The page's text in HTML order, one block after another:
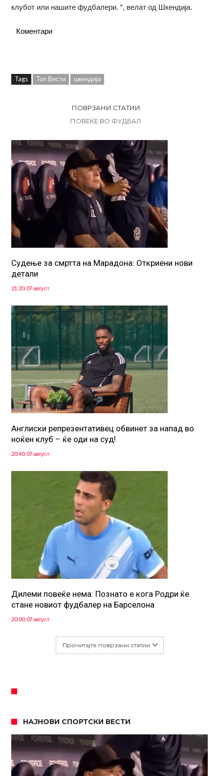
клубот или нашите фудбалери. “, велат од Шкендија.
Коментари
Tags Топ Вести шкендија
ПОВРЗАНИ СТАТИИ
ПОВЕЌЕ ВО ФУДБАЛ
Судење за смртта на Марадона: Откриени нови
детали
21:20, 07 август
Англиски репрезентативец обвинет за напад во
ноќен клуб – ќе оди на суд!
20:40, 07 август
Дилеми повеќе нема: Познато е кога Родри ќе
стане новиот фудбалер на Барселона
20:00, 07 август
Прочитајте поврзани статии
НАЈНОВИ СПОРТСКИ ВЕСТИ